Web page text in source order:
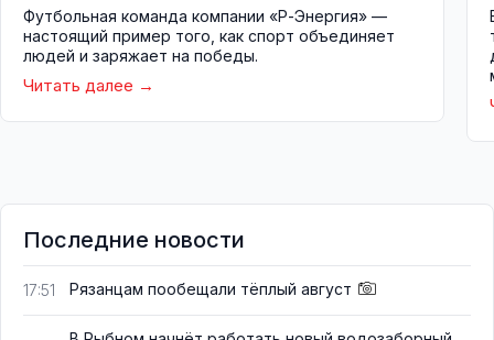
Футбольная команда компании «Р-Энергия» —
настоящий пример того, как спорт объединяет
людей и заряжает на победы.
Читать далее
Последние новости
17:51 Рязанцам пообещали тёплый август